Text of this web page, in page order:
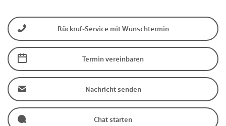
Rückruf-Service mit Wunschtermin
Termin vereinbaren
Nachricht senden
Chat starten